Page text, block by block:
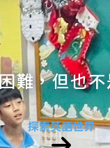
難，但也
探索英語世界